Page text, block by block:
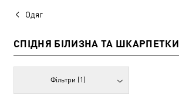
Одяг
СПІДНЯ БІЛИЗНА ТА ШКАРПЕТКИ
Фільтри (1)